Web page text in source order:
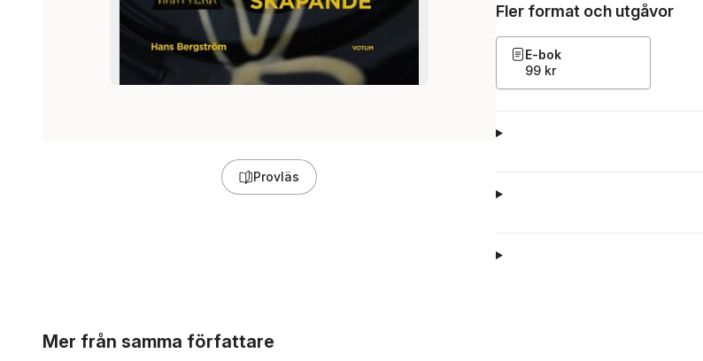
Provläs
Fler format och utgåvor
E-bok
99 kr
Mer från samma författare